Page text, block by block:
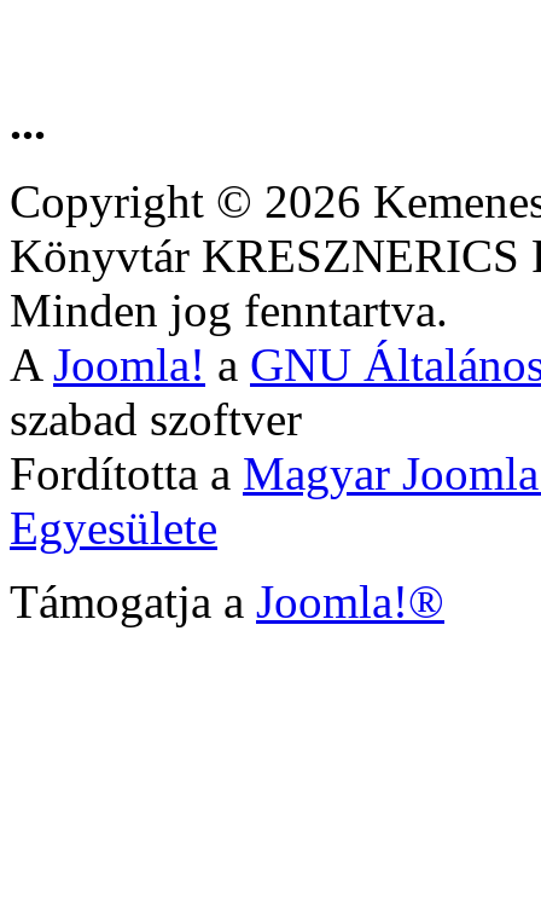
...
Copyright © 2026
Könyvtár
Minden jog fenntartva.
A Joomla! a GNU
szabad szoftver
Fordította a Magyar
Egyesülete
Támogatja a Joomla!®